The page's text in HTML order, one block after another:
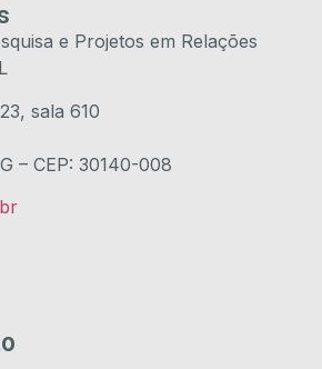
e Projetos em Relações
sala 610
– CEP: 30140-008